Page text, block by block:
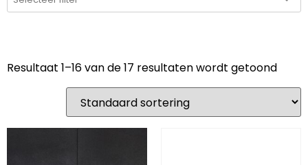
Resultaat 1–16 van de 17 resultaten wordt getoond